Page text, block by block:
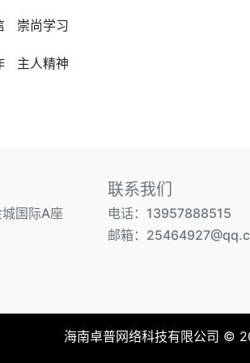
崇尚学习
主人精神
国际A座
联系我们
电话：13957888515
邮箱：
海南卓普网络科技有限公司 ©